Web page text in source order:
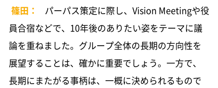
篠田：
パーパス策定に際し、Vision Meetingや役
員合宿などで、10年後のありたい姿をテーマに議
論を重ねました。グループ全体の長期の方向性を
展望することは、確かに重要でしょう。一方で、
長期にまたがる事柄は、一概に決められるもので